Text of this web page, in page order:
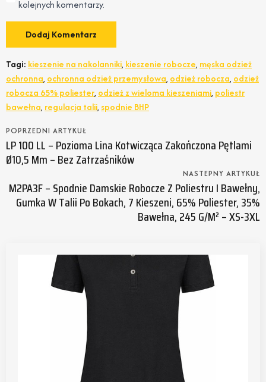
kolejnych komentarzy.
Tagi: kieszenie na nakolanniki, kieszenie robocze, męska odzież
ochronna, ochronna odzież przemysłowa, odzież robocza, odzież
robocza 65% poliester, odzież z wieloma kieszeniami, poliestr
bawełna, regulacja talii, spodnie BHP
POPRZEDNI ARTYKUŁ
LP 100 LL – Pozioma Lina Kotwicząca Zakończona Pętlami
Ø10,5 Mm – Bez Zatrzaśników
NASTEPNY ARTYKUŁ
M2PA3F – Spodnie Damskie Robocze Z Poliestru I Bawełny,
Gumka W Talii Po Bokach, 7 Kieszeni, 65% Poliester, 35%
Bawełna, 245 G/m² – XS-3XL